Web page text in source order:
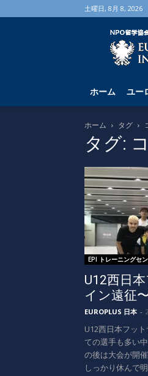
土曜日, 8月 8, 2026
ホーム ユー
ホーム タグ
タグ:
EPI トレーニングセ
U12西日
イン遠征
EUROPLUS 日本 -
U12西日本フッ
ての選手も多い
の後は大会が開
しっかり休んで